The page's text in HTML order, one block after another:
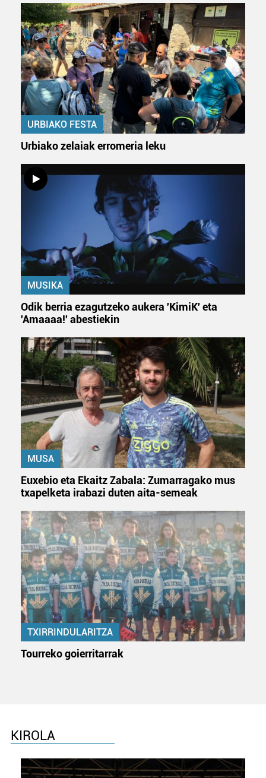
dezakezun ikusteko.
Lortu zure datu pertsonalak prozesatzeko moduari
buruzko informazio gehiago eta ezarri zure lehentasunak
datuen atalean. Edozein unetan alda edo ken dezakezu
zure baimena Cookieen adierazpenean.
Webgune honek cookie propioak eta hirugarrenen cookie-
fitxategiak erabiltzen ditu. Zure esperientzia eta
zerbitzuak hobetzeko asmoz, cookie teknologiaz
irakurri
URBIAKO FESTA
Urbiako zelaiak erromeria leku
MUSIKA
Odik berria ezagutzeko aukera 'KimiK' eta
'Amaaaa!' abestiekin
MUSA
Euxebio eta Ekaitz Zabala: Zumarragako mus
txapelketa irabazi duten aita-semeak
TXIRRINDULARITZA
Tourreko goierritarrak
KIROLA